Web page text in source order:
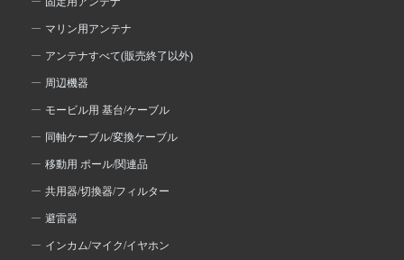
マリン用アンテナ
アンテナすべて(販売終了以外)
周辺機器
モービル用 基台/ケーブル
同軸ケーブル/変換ケーブル
移動用 ポール/関連品
共用器/切換器/フィルター
避雷器
インカム/マイク/イヤホン